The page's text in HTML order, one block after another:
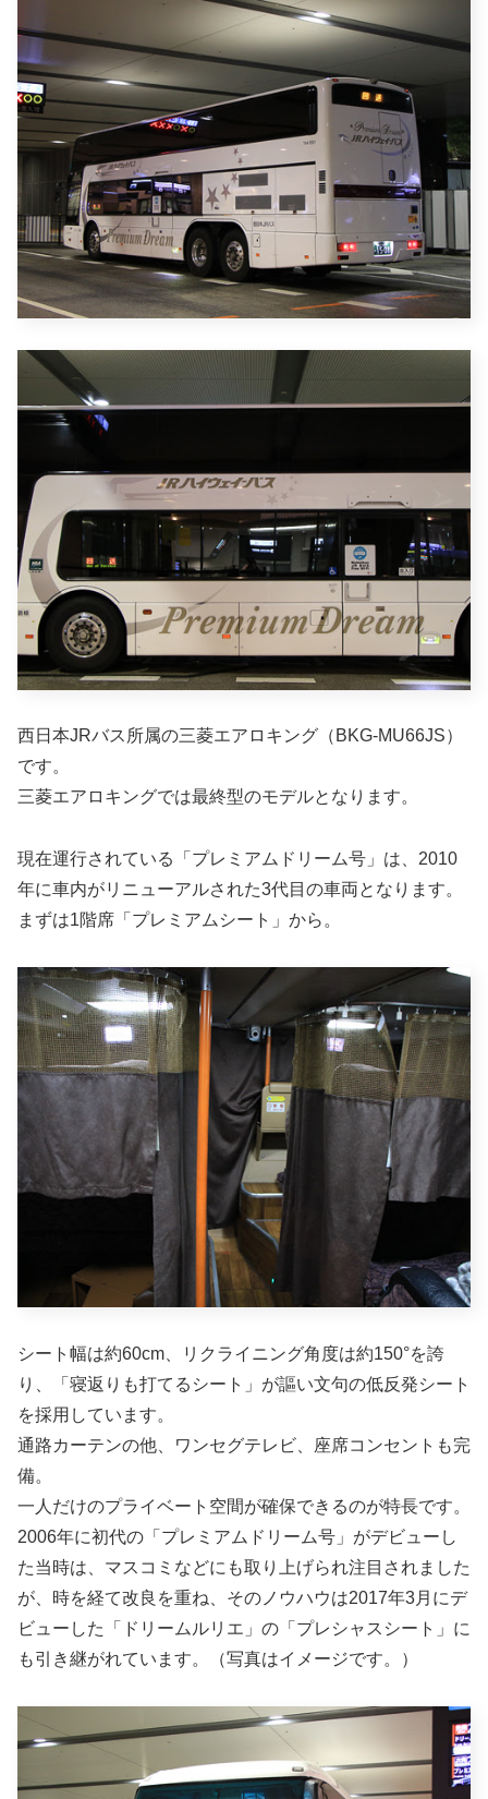
西日本JRバス所属の三菱エアロキング（BKG-MU66JS）
です。
三菱エアロキングでは最終型のモデルとなります。
現在運行されている「プレミアムドリーム号」は、2010
年に車内がリニューアルされた3代目の車両となります。
まずは1階席「プレミアムシート」から。
シート幅は約60cm、リクライニング角度は約150°を誇
り、「寝返りも打てるシート」が謳い文句の低反発シート
を採用しています。
通路カーテンの他、ワンセグテレビ、座席コンセントも完
備。
一人だけのプライベート空間が確保できるのが特長です。
2006年に初代の「プレミアムドリーム号」がデビューし
た当時は、マスコミなどにも取り上げられ注目されました
が、時を経て改良を重ね、そのノウハウは2017年3月にデ
ビューした「ドリームルリエ」の「プレシャスシート」に
も引き継がれています。（写真はイメージです。）